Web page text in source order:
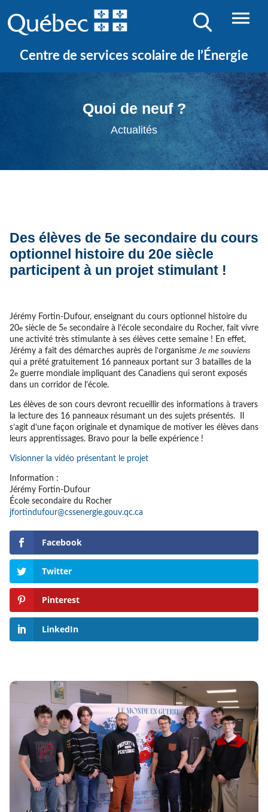
Centre de services scolaire de l’Énergie
Quoi de neuf ?
Actualités
Des élèves de 5e secondaire du cours
optionnel histoire du 20e siècle
participent à un projet stimulant !
Jérémy Fortin-Dufour, enseignant du cours optionnel histoire du
20esiècle de 5esecondaire à l’école secondaire du Rocher, fait vivre
une activité très stimulante à ses élèves cette semaine ! En effet,
Jérémy a fait des démarches auprès de l’organisme Je me souviens
qui a prêté gratuitement 16 panneaux portant sur 3 batailles de la
2eguerre mondiale impliquant des Canadiens qui seront exposés
dans un corridor de l’école.
Les élèves de son cours devront recueillir des informations à travers
la lecture des 16 panneaux résumant un des sujets présentés. Il
s’agit d’une façon originale et dynamique de motiver les élèves dans
leurs apprentissages. Bravo pour la belle expérience !
Visionner la vidéo présentant le projet
Information :
Jérémy Fortin-Dufour
École secondaire du Rocher
jfortindufour@cssenergie.gouv.qc.ca
Facebook
Twitter
Pinterest
LinkedIn